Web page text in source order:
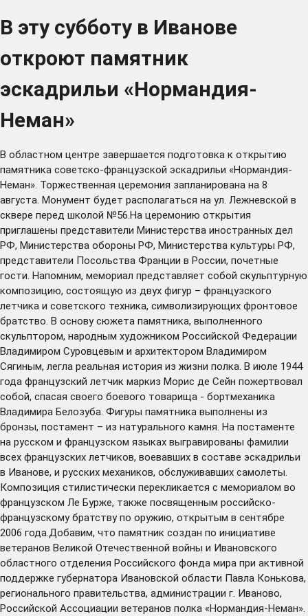
В эту субботу в Иванове
откроют памятник
эскадрильи «Нормандия-
Неман»
В областном центре завершается подготовка к открытию
памятника советско-французской эскадрильи «Нормандия-
Неман». Торжественная церемония запланирована на 8
августа. Монумент будет располагаться на ул. Лежневской в
сквере перед школой №56.На церемонию открытия
приглашены представители Министерства иностранных дел
РФ, Министерства обороны РФ, Министерства культуры РФ,
представители Посольства Франции в России, почетные
гости. Напомним, мемориал представляет собой скульптурную
композицию, состоящую из двух фигур – французского
летчика и советского техника, символизирующих фронтовое
братство. В основу сюжета памятника, выполненного
скульптором, народным художником Российской Федерации
Владимиром Суровцевым и архитектором Владимиром
Сягиным, легла реальная история из жизни полка. В июле 1944
года французский летчик маркиз Морис де Сейн пожертвовал
собой, спасая своего боевого товарища - бортмеханика
Владимира Белозуба. Фигуры памятника выполнены из
бронзы, постамент – из натурального камня. На постаменте
на русском и французском языках выгравированы фамилии
всех французских летчиков, воевавших в составе эскадрильи
в Иванове, и русских механиков, обслуживавших самолеты.
Композиция стилистически перекликается с мемориалом во
французском Ле Бурже, также посвященным российско-
французскому братству по оружию, открытым в сентябре
2006 года.Добавим, что памятник создан по инициативе
ветеранов Великой Отечественной войны и Ивановского
областного отделения Российского фонда мира при активной
поддержке губернатора Ивановской области Павла Конькова,
регионального правительства, администрации г. Иваново,
Российской Ассоциации ветеранов полка «Нормандия-Неман».